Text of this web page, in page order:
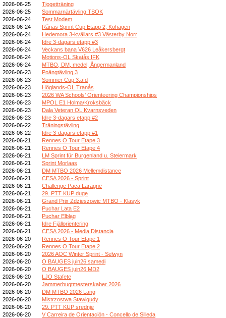
2026-06-25
Tjogetträning
2026-06-25
Sommarnärtävling TSOK
2026-06-24
Test Modem
2026-06-24
Rånäs Sprint Cup Etapp 2, Kohagen
2026-06-24
Hedemora 3-kvällars #3 Västerby Norr
2026-06-24
Idre 3-dagars etapp #3
2026-06-24
Veckans bana V626 Leåkersbergt
2026-06-24
Motions-OL Skatås IFK
2026-06-24
MTBO, DM, medel, Ångermanland
2026-06-23
Poängtävling 3
2026-06-23
Sommer Cup 3.afd
2026-06-23
Höglands-OL Tranås
2026-06-23
2026 WA Schools’ Orienteering Championships
2026-06-23
MPOL E1 Holma/Kroksbäck
2026-06-23
Dala Veteran OL Kvarnsveden
2026-06-23
Idre 3-dagars etapp #2
2026-06-22
Träningstävling
2026-06-22
Idre 3-dagars etapp #1
2026-06-21
Rennes O Tour Etape 3
2026-06-21
Rennes O Tour Etape 4
2026-06-21
LM Sprint für Burgenland u. Steiermark
2026-06-21
Sprint Morlaas
2026-06-21
DM MTBO 2026 Mellemdistance
2026-06-21
CESA 2026 - Sprint
2026-06-21
Challenge Paca Laragne
2026-06-21
29. PTT KUP duge
2026-06-21
Grand Prix Zdzieszowic MTBO - Klasyk
2026-06-21
Puchar Lata E2
2026-06-21
Puchar Elbląg
2026-06-21
Idre Fjällorientering
2026-06-21
CESA 2026 - Media Distancia
2026-06-20
Rennes O Tour Etape 1
2026-06-20
Rennes O Tour Etape 2
2026-06-20
2026 AOC Winter Sprint - Selwyn
2026-06-20
O BAUGES juin26 samedi
2026-06-20
O BAUGES juin26 MD2
2026-06-20
LJO Stafete
2026-06-20
Jammerbugtmesterskaber 2026
2026-06-20
DM MTBO 2026 Lang
2026-06-20
Mistrzostwa Stawigudy
2026-06-20
29. PTT KUP srednje
2026-06-20
V Carreira de Orientación - Concello de Silleda